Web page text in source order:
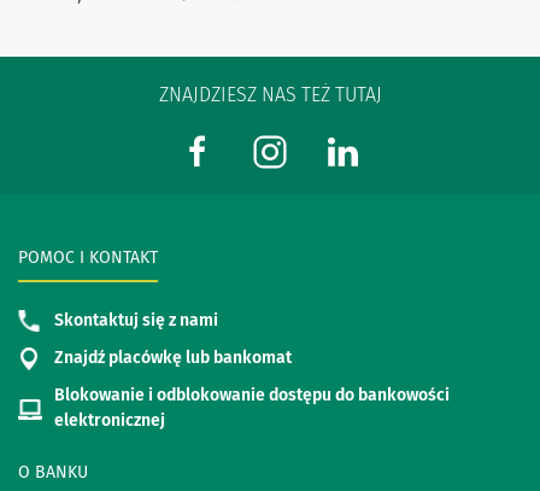
ZNAJDZIESZ NAS TEŻ TUTAJ
O BANKU
POMOC I KONTAKT
Skontaktuj się z nami
Znajdź placówkę lub bankomat
Blokowanie i odblokowanie dostępu do bankowości
elektronicznej